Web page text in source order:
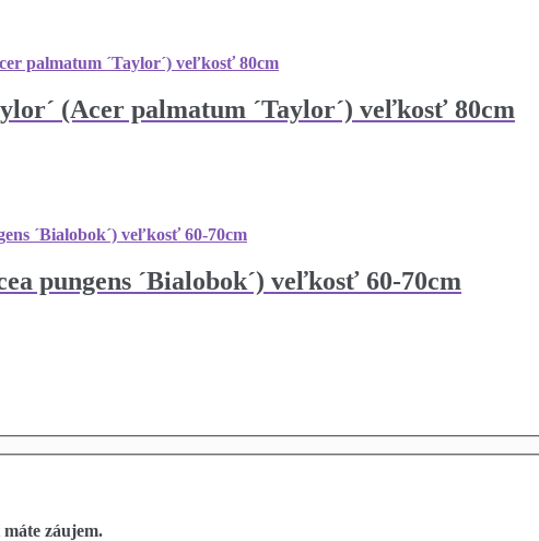
(Acer palmatum ´Taylor´) veľkosť 80cm
pungens ´Bialobok´) veľkosť 60-70cm
záujem.